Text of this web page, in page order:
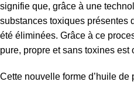
signifie que, grâce à une
substances toxiques présentes
été éliminées. Grâce à ce
pure, propre et sans toxines est
Cette nouvelle forme d’huile